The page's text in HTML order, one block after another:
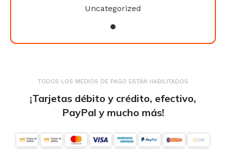
Uncategorized
TODOS LOS MEDIOS DE PAGO ESTÁN HABILITADOS
¡Tarjetas débito y crédito, efectivo,
PayPal y mucho más!